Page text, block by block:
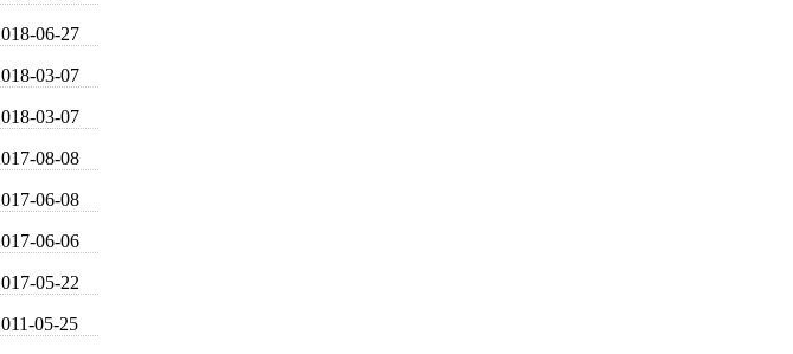
06-27
03-07
03-07
08-08
06-08
06-06
05-22
05-25